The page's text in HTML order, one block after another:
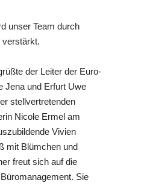
unser Team durch
verstärkt.
der Leiter der Euro-
Jena und Erfurt Uwe
stellvertretenden
Nicole Ermel am
Vivien
mit Blümchen und
freut sich auf die
Sie